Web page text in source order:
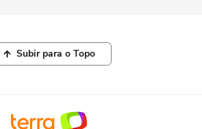
Subir para o Topo